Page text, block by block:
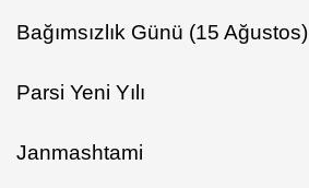
Bağımsızlık Günü (15 Ağustos)
Parsi Yeni Yılı
Janmashtami